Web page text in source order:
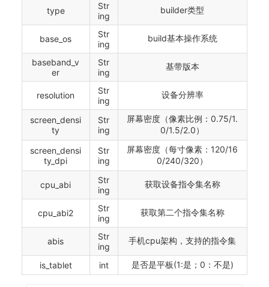
type
Str
ing
builder类型
base_os
Str
ing
build基本操作系统
baseband_v
er
Str
ing
基带版本
resolution
Str
ing
设备分辨率
screen_densi
ty
Str
ing
屏幕密度（像素比例：0.75/1.
0/1.5/2.0）
screen_densi
ty_dpi
Str
ing
屏幕密度（每寸像素：120/16
0/240/320）
cpu_abi
Str
ing
获取设备指令集名称
cpu_abi2
Str
ing
获取第二个指令集名称
abis
Str
ing
手机cpu架构，支持的指令集
is_tablet int 是否是平板(1:是；0：不是)